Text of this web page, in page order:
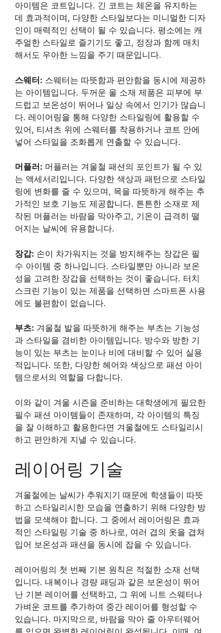
아이템은 코트입니다. 긴 코트는 체온을 유지하는
데 효과적이며, 다양한 스타일보다는 미니멀한 디자
인이 매력적인 선택이 될 수 있습니다. 평소에는 캐
주얼한 스타일로 즐기기도 좋고, 정장과 함께 매치
해서도 우아한 느낌을 주기 때문입니다.
스웨터: 스웨터는 따뜻함과 편안함을 동시에 제공하
는 아이템입니다. 두꺼운 울 소재 제품은 피부에 부
드럽고 보온성이 뛰어나 일상 속에서 인기가 많습니
다. 레이어링을 통해 다양한 스타일링에 활용할 수
있어, 티셔츠 위에 스웨터를 착용하거나 코트 안에
넣어 스타일을 조화롭게 연출할 수 있습니다.
머플러: 머플러는 겨울철 패션의 포인트가 될 수 있
는 액세서리입니다. 다양한 색상과 패턴으로 스타일
링에 변화를 줄 수 있으며, 목을 따뜻하게 해주는 추
가적인 보호 기능도 제공합니다. 튼튼한 소재로 제
작된 머플러는 바람을 막아주고, 기온이 급격히 떨
어지는 날씨에 유용합니다.
장갑: 손이 차가워지는 것을 방지해주는 장갑은 필
수 아이템 중 하나입니다. 스타일뿐만 아니라 보온
성을 고려한 장갑을 선택하는 것이 좋습니다. 터치
스크린 기능이 있는 제품을 선택하면 스마트폰 사용
에도 불편함이 없습니다.
부츠: 겨울철 발을 따뜻하게 해주는 부츠는 기능성
과 스타일을 겸비한 아이템입니다. 방수와 방한 기
능이 있는 부츠는 눈이나 비에 대비할 수 있어 실용
적입니다. 또한, 다양한 헤어와 색상으로 패션 아이
템으로서의 역할을 다합니다.
이와 같이 겨울 시즌을 준비하는 대학생에게 필요한
필수 패션 아이템들이 존재하며, 각 아이템의 특징
을 잘 이해하고 활용한다면 겨울철에도 스타일리시
하고 편안하게 지낼 수 있습니다.
레이어링 기술
겨울철에는 날씨가 추워지기 때문에 학생들이 따뜻
하고 스타일리시한 모습을 연출하기 위해 다양한 방
법을 모색해야 합니다. 그 중에서 레이어링은 효과
적인 스타일링 기술 중 하나로, 여러 겹의 옷을 겹쳐
입어 보온성과 패션을 동시에 잡을 수 있습니다.
레이어링의 첫 번째 기본 원칙은 적절한 소재 선택
입니다. 내복이나 경량 패딩과 같은 보온성이 뛰어
난 기본 레이어를 선택하고, 그 위에 니트 스웨터나
가벼운 코트를 추가하여 중간 레이어를 형성할 수
있습니다. 마지막으로, 바람을 막아 줄 아우터웨어